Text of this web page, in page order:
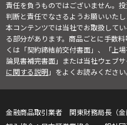
責任を負うものではございません。
判断と責任でなさるようお願いいたし
本コンテンツでは当社でお取扱して
る部分があります。商品ごとに手数
くは「契約締結前交付書面」、「上
論見書補完書面」または当社ウェブ
に関する説明」をよくお読みください
金融商品取引業者 関東財務局長（